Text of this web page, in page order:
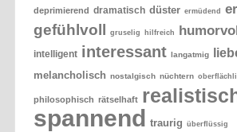
deprimierend dramatisch düster ermüdend
gefühlvoll gruselig hilfreich
intelligent interessant langatmig
melancholisch nostalgisch nüchtern
philosophisch rätselhaft
spannend traurig überflüssig